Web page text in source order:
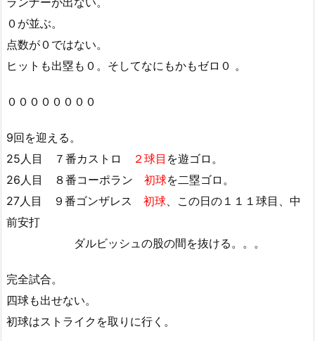
０が並ぶ。
点数が０ではない。
ヒットも出塁も０。そしてなにもかもゼロ０ 。
００００００００
9回を迎える。
25人目 ７番カストロ
２球目 を遊ゴロ。
26人目 ８番コーポラン 初球を二塁ゴロ。
27人目 ９番ゴンザレス 初球 、この日の１１１球目、中
前安打
ダルビッシュの股の間を抜ける。。。
完全試合。
四球も出せない。
初球はストライクを取りに行く。